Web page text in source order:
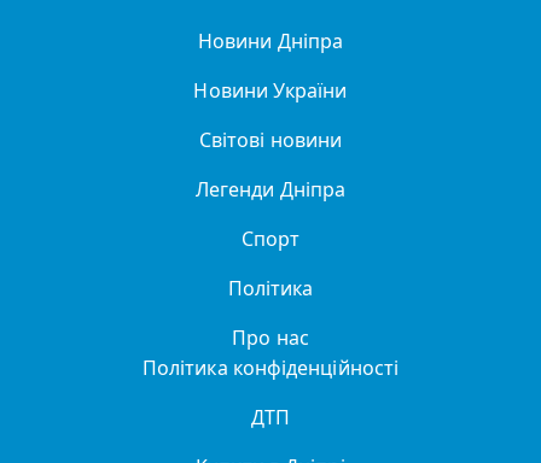
Новини Дніпра
Новини України
Світові новини
Легенди Дніпра
Спорт
Політика
Про нас
Політика конфіденційності
ДТП